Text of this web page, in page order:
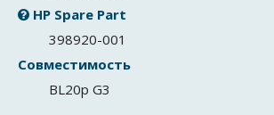
HP Spare Part
398920-001
Совместимость
BL20p G3